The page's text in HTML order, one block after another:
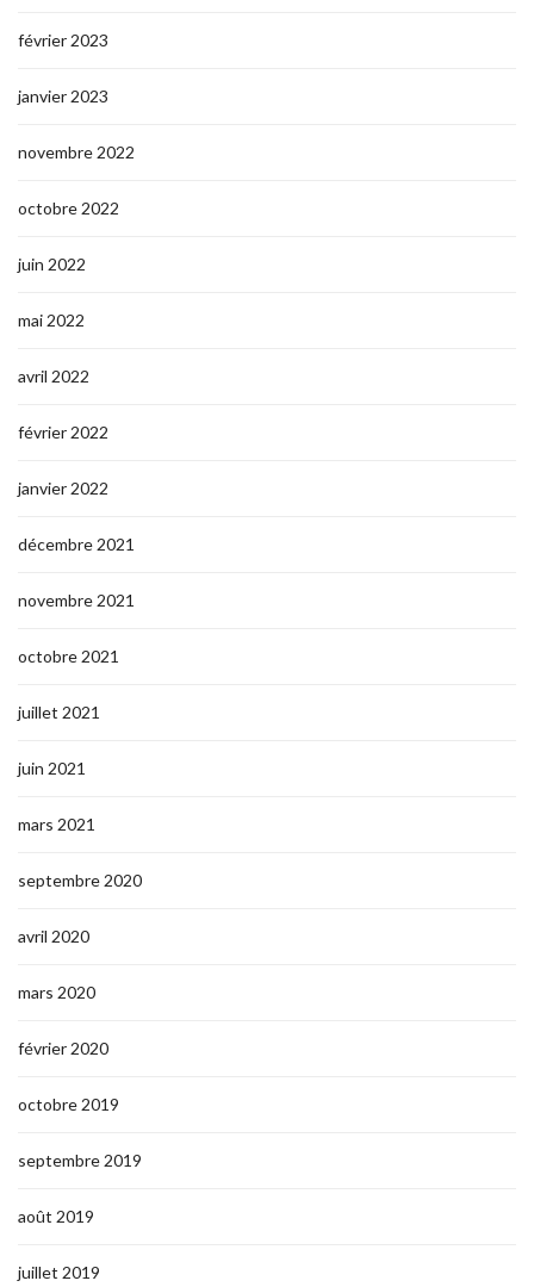
février 2023
janvier 2023
novembre 2022
octobre 2022
juin 2022
mai 2022
avril 2022
février 2022
janvier 2022
décembre 2021
novembre 2021
octobre 2021
juillet 2021
juin 2021
mars 2021
septembre 2020
avril 2020
mars 2020
février 2020
octobre 2019
septembre 2019
août 2019
juillet 2019